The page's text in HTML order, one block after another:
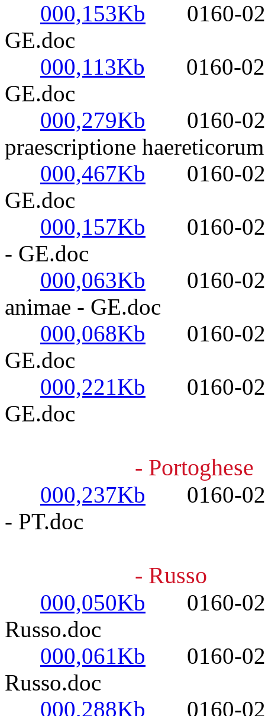
000,153Kb 0160-
GE.doc
000,113Kb 0160-
GE.doc
000,279Kb 0160-
praescriptione
000,467Kb 0160-
GE.doc
000,157Kb 0160-
- GE.doc
000,063Kb 0160-
animae - GE.doc
000,068Kb 0160-
GE.doc
000,221Kb 0160-
GE.doc
- Portoghese
000,237Kb 0160-
- PT.doc
- Russo
000,050Kb 0160-
Russo.doc
000,061Kb 0160-
Russo.doc
000,288Kb 0160-